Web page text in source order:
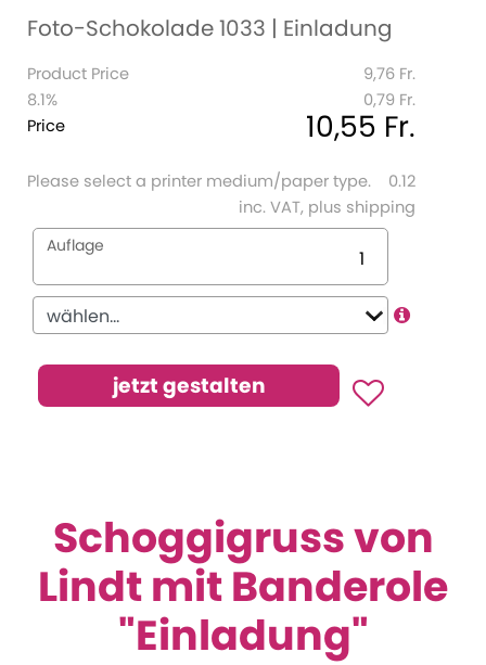
Foto-Schokolade 1033 | Einladung
Product Price
9,76 Fr.
8.1%
0,79 Fr.
Price
10,55 Fr.
Please select a printer medium/paper type.
0.12
inc. VAT, plus shipping
Auflage
Schoggigruss von
Lindt mit Banderole
"Einladung"